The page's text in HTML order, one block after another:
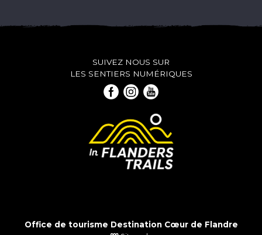
SUIVEZ NOUS SUR
LES SENTIERS NUMÉRIQUES
Office de tourisme Destination Cœur de Flandre